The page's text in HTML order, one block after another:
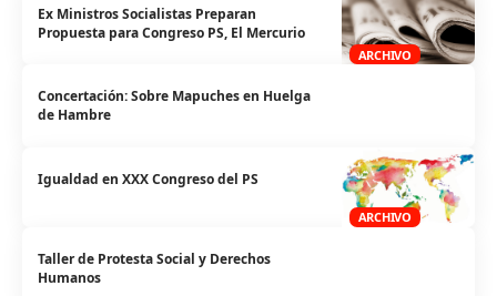
ARCHIVO
Ex Ministros Socialistas Preparan
Propuesta para Congreso PS, El Mercurio
Concertación: Sobre Mapuches en Huelga
de Hambre
ARCHIVO
Igualdad en XXX Congreso del PS
Taller de Protesta Social y Derechos
Humanos